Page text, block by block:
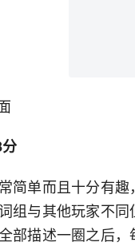
简单而且十分有
组与其他玩家不
部描述一圈之后